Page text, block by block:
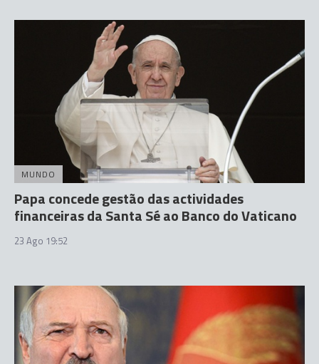
MUNDO
Papa concede gestão das actividades
financeiras da Santa Sé ao Banco do Vaticano
23 Ago 19:52